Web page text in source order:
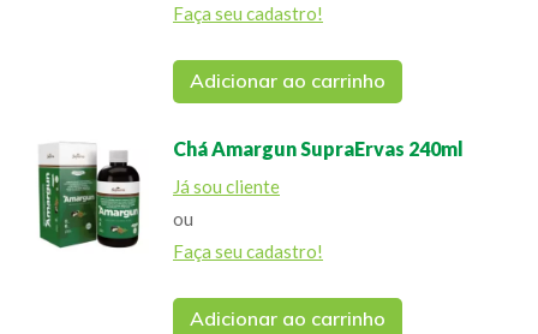
Faça seu cadastro!
Adicionar ao carrinho
Chá Amargun SupraErvas 240ml
Já sou cliente
ou
Faça seu cadastro!
Adicionar ao carrinho